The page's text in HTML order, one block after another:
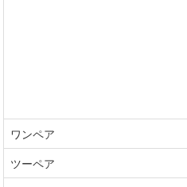
ワンペア
ツーペア